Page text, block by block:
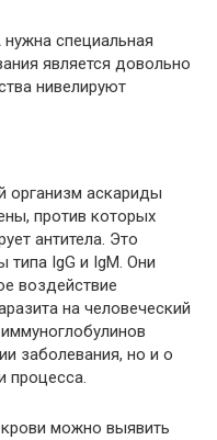
специальная
является довольно
нивелируют
организм аскариды
против которых
антитела. Это
типа IgG и IgM. Они
воздействие
на человеческий
заболевания, но и о
процесса.
можно выявить